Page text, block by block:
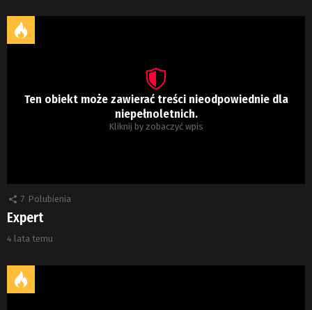
Ten obiekt może zawierać treści nieodpowiednie dla
niepełnoletnich.
Kliknij by zobaczyć wpis
7 Polubienia
Expert
4 lata temu